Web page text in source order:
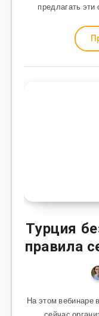
предлагать
Турция
правила
На этом вебинаре